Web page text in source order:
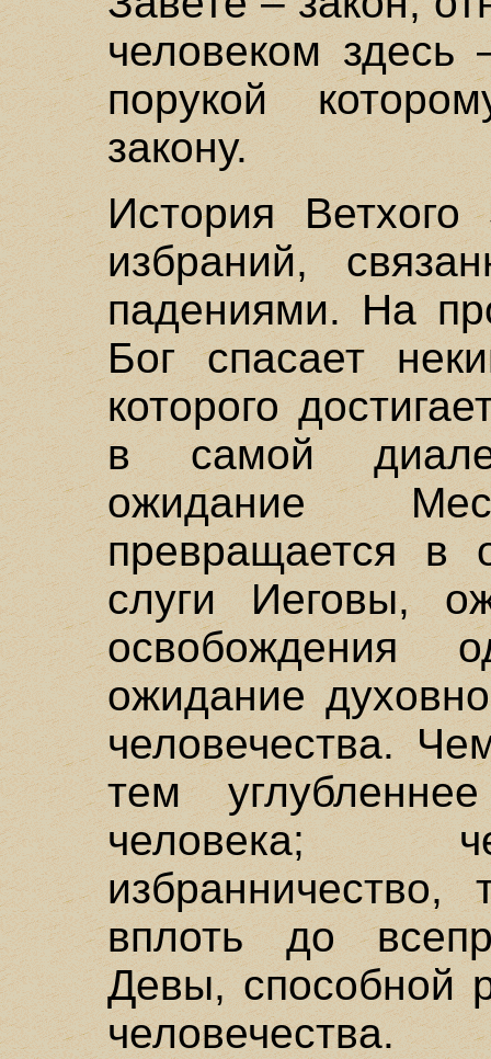
человеком
порукой
закону.
История
избраний,
падениями. На
Бог спасает
которого
в самой
ожидание
превращается в
слуги Иеговы,
ожидание
человечества.
тем
человека;
вплоть до
Девы, способной
человечества.